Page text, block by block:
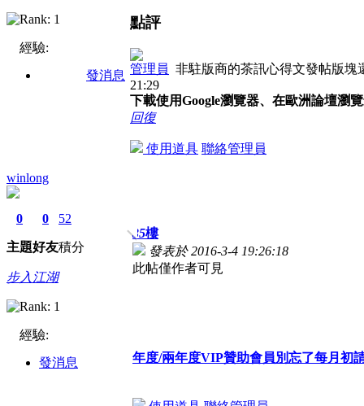
經驗:
發消息
點評
管理員 非駐版商的茶訊心得文發帖版
21:29
下載使用Google瀏覽器、在歐洲論壇瀏
回復
使用道具 聯絡管理員
winlong
0
主題
0
好友
52
積分
步入江湖
經驗:
發消息
35樓
發表於 2016-3-4 19:26:18
此帖僅作者可見
年度/兩年度VIP贊助會員別忘了每月初